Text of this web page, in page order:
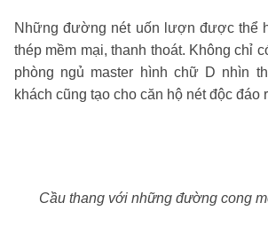
Những đường nét uốn lượn được thể
thép mềm mại, thanh thoát. Không chỉ
phòng ngủ master hình chữ D nhìn
khách cũng tạo cho căn hộ nét độc đáo
Cầu thang với những đường cong